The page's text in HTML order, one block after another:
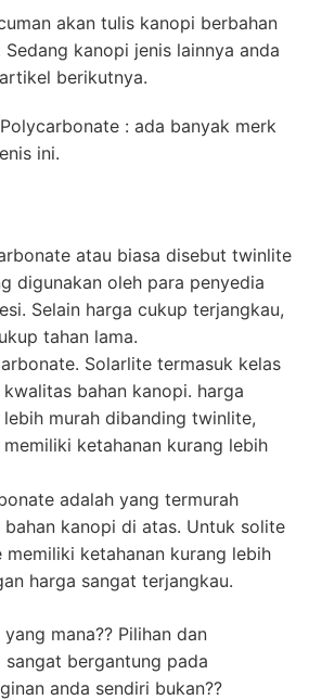
akan tulis kanopi berbahan
kanopi jenis lainnya anda
berikutnya.
: ada banyak merk
ini.
atau biasa disebut twinlite
digunakan oleh para penyedia
Selain harga cukup terjangkau,
tahan lama.
Solarlite termasuk kelas
bahan kanopi. harga
murah dibanding twinlite,
ketahanan kurang lebih
adalah yang termurah
kanopi di atas. Untuk solite
memiliki ketahanan kurang lebih
harga sangat terjangkau.
mana?? Pilihan dan
bergantung pada
anda sendiri bukan??